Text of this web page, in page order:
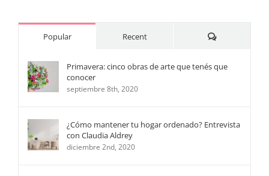
Popular Recent Comments
Primavera: cinco obras de arte que tenés que
conocer
septiembre 8th, 2020
¿Cómo mantener tu hogar ordenado? Entrevista
con Claudia Aldrey
diciembre 2nd, 2020